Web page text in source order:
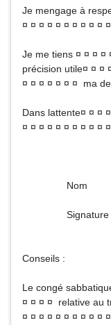
Je mengage à
¤ ¤ ¤ ¤ ¤ ¤ ¤ ¤ ¤ ¤
Je me tiens ¤ ¤ ¤ ¤
précision utile¤ ¤ ¤
¤ ¤ ¤ ¤ ¤ ¤ ¤ ma
Dans lattente¤ ¤ ¤
¤ ¤ ¤ ¤ ¤ ¤ ¤ ¤ ¤ ¤
Nom
Signature
Conseils :
Le congé
¤ ¤ ¤ ¤ relative au
¤ ¤ ¤ ¤ ¤ ¤ ¤ ¤ ¤ ¤